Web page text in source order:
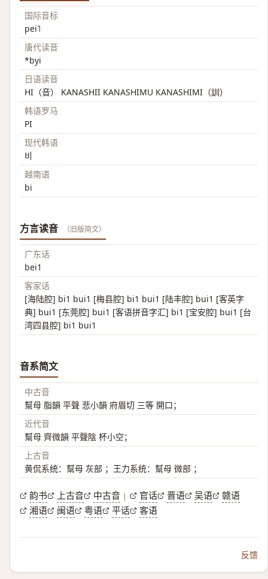
国际音标
pei˥
唐代读音
*byi
日语读音
HI（音） KANASHII KANASHIMU KANASHIMI（訓）
韩语罗马
PI
现代韩语
비
越南语
bi
方言读音 （旧版简文）
广东话
bei1
客家话
[海陆腔] bi1 bui1 [梅县腔] bi1 bui1 [陆丰腔] bui1 [客英字
典] bui1 [东莞腔] bui1 [客语拼音字汇] bi1 [宝安腔] bui1 [台
湾四县腔] bi1 bui1
音系简文
中古音
幫母 脂韻 平聲 悲小韻 府眉切 三等 開口；
近代音
幫母 齊微韻 平聲陰 杯小空；
上古音
黄侃系统：幫母 灰部 ；王力系统：幫母 微部 ；
韵书 上古音 中古音 | 官话 晋语 吴语
赣语
湘语
闽语 粤语 平话 客语
反馈